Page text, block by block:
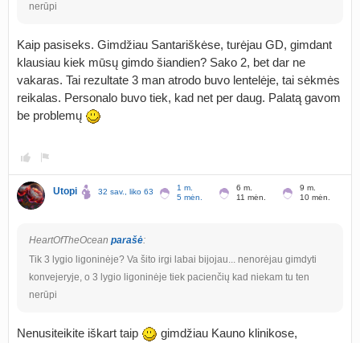
nerūpi
Kaip pasiseks. Gimdžiau Santariškėse, turėjau GD, gimdant
klausiau kiek mūsų gimdo šiandien? Sako 2, bet dar ne
vakaras. Tai rezultate 3 man atrodo buvo lentelėje, tai sėkmės
reikalas. Personalo buvo tiek, kad net per daug. Palatą gavom
be problemų
Utopi 32 sav., liko 63 d.
1 m.
5 mėn.
6 m.
11 mėn.
9 m.
10 mėn.
HeartOfTheOcean parašė:
Tik 3 lygio ligoninėje? Va šito irgi labai bijojau... nenorėjau gimdyti
konvejeryje, o 3 lygio ligoninėje tiek pacienčių kad niekam tu ten
nerūpi
Nenusiteikite iškart taip gimdžiau Kauno klinikose,